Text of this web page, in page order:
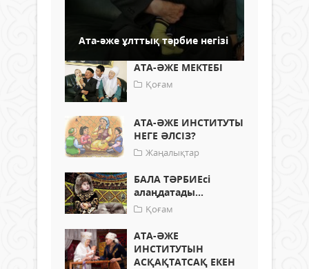
Ата-әже ұлттық тәрбие негізі
АТА-ӘЖЕ МЕКТЕБІ
Қоғам
АТА-ӘЖЕ ИНСТИТУТЫ
НЕГЕ ӘЛСІЗ?
Жаңалықтар
БАЛА ТӘРБИЕсі
алаңдатады...
Қоғам
АТА-ӘЖЕ
ИНСТИТУТЫН
АСҚАҚТАТСАҚ ЕКЕН